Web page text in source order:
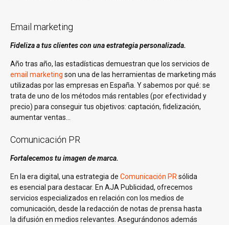
Email marketing
Fideliza a tus clientes con una estrategia personalizada.
Año tras año, las estadísticas demuestran que los servicios de
email marketing son una de las herramientas de marketing más
utilizadas por las empresas en España. Y sabemos por qué: se
trata de uno de los métodos más rentables (por efectividad y
precio) para conseguir tus objetivos: captación, fidelización,
aumentar ventas…
Comunicación PR
Fortalecemos tu imagen de marca.
En la era digital, una estrategia de Comunicación PR sólida
es esencial para destacar. En AJA Publicidad, ofrecemos
servicios especializados en relación con los medios de
comunicación, desde la redacción de notas de prensa hasta
la difusión en medios relevantes. Asegurándonos además